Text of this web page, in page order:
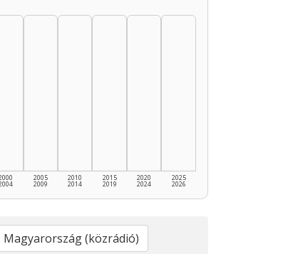
2005
2009
2010
2014
2015
2019
2020
2024
2025
2026